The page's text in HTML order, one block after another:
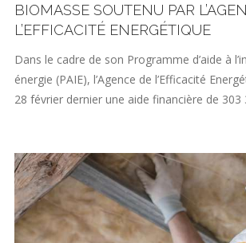
BIOMASSE SOUTENU PAR
L’EFFICACITÉ ENERGÉTIQUE
Dans le cadre de son Programme d’aide à
énergie (PAIE), l’Agence de l’Efficacité
28 février dernier une aide financière de 303